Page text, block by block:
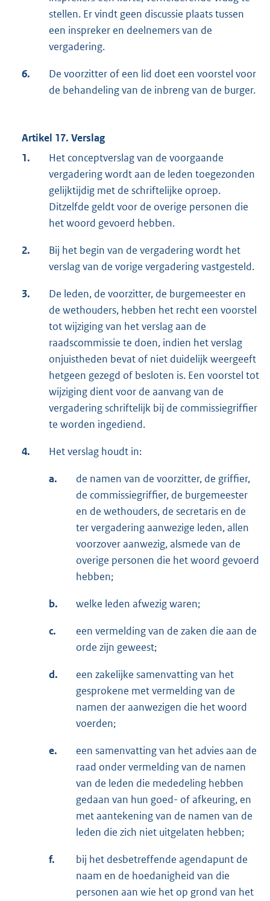
stellen. Er vindt geen discussie plaats tussen
een inspreker en deelnemers van de
vergadering.
6.
De voorzitter of een lid doet een voorstel voor
de behandeling van de inbreng van de burger.
Artikel 17. Verslag
1.
Het conceptverslag van de voorgaande
vergadering wordt aan de leden toegezonden
gelijktijdig met de schriftelijke oproep.
Ditzelfde geldt voor de overige personen die
het woord gevoerd hebben.
2.
Bij het begin van de vergadering wordt het
verslag van de vorige vergadering vastgesteld.
3.
De leden, de voorzitter, de burgemeester en
de wethouders, hebben het recht een voorstel
tot wijziging van het verslag aan de
raadscommissie te doen, indien het verslag
onjuistheden bevat of niet duidelijk weergeeft
hetgeen gezegd of besloten is. Een voorstel tot
wijziging dient voor de aanvang van de
vergadering schriftelijk bij de commissiegriffier
te worden ingediend.
4. Het verslag houdt in:
a.
de namen van de voorzitter, de griffier,
de commissiegriffier, de burgemeester
en de wethouders, de secretaris en de
ter vergadering aanwezige leden, allen
voorzover aanwezig, alsmede van de
overige personen die het woord gevoerd
hebben;
b. welke leden afwezig waren;
c.
een vermelding van de zaken die aan de
orde zijn geweest;
d.
een zakelijke samenvatting van het
gesprokene met vermelding van de
namen der aanwezigen die het woord
voerden;
e.
een samenvatting van het advies aan de
raad onder vermelding van de namen
van de leden die mededeling hebben
gedaan van hun goed- of afkeuring, en
met aantekening van de namen van de
leden die zich niet uitgelaten hebben;
f.
bij het desbetreffende agendapunt de
naam en de hoedanigheid van die
personen aan wie het op grond van het